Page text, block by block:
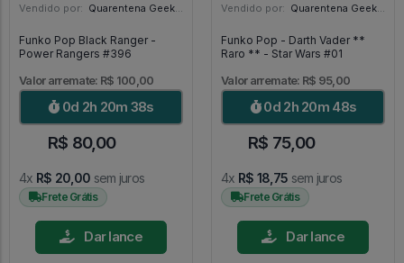
Vendido por: Quarentena Geek Store - SP
Funko Pop Black Ranger -
Power Rangers #396
Valor arremate: R$ 100,00
0d 2h 20m 37s
R$ 80,00
4x R$ 20,00 sem juros
Frete Grátis
Dar lance
Vendido por: Quarentena Geek Store - SP
Funko Pop - Darth Vader **
Raro ** - Star Wars #01
Valor arremate: R$ 95,00
0d 2h 20m 47s
R$ 75,00
4x R$ 18,75 sem juros
Frete Grátis
Dar lance